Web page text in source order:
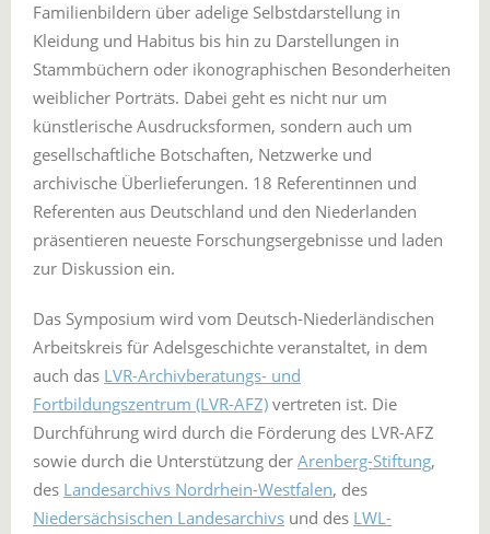
Familienbildern über adelige Selbstdarstellung in
Kleidung und Habitus bis hin zu Darstellungen in
Stammbüchern oder ikonographischen Besonderheiten
weiblicher Porträts. Dabei geht es nicht nur um
künstlerische Ausdrucksformen, sondern auch um
gesellschaftliche Botschaften, Netzwerke und
archivische Überlieferungen. 18 Referentinnen und
Referenten aus Deutschland und den Niederlanden
präsentieren neueste Forschungsergebnisse und laden
zur Diskussion ein.
Das Symposium wird vom Deutsch-Niederländischen
Arbeitskreis für Adelsgeschichte veranstaltet, in dem
auch das LVR-Archivberatungs- und
Fortbildungszentrum (LVR-AFZ) vertreten ist. Die
Durchführung wird durch die Förderung des LVR-AFZ
sowie durch die Unterstützung der Arenberg-Stiftung,
des Landesarchivs Nordrhein-Westfalen, des
Niedersächsischen Landesarchivs und des LWL-